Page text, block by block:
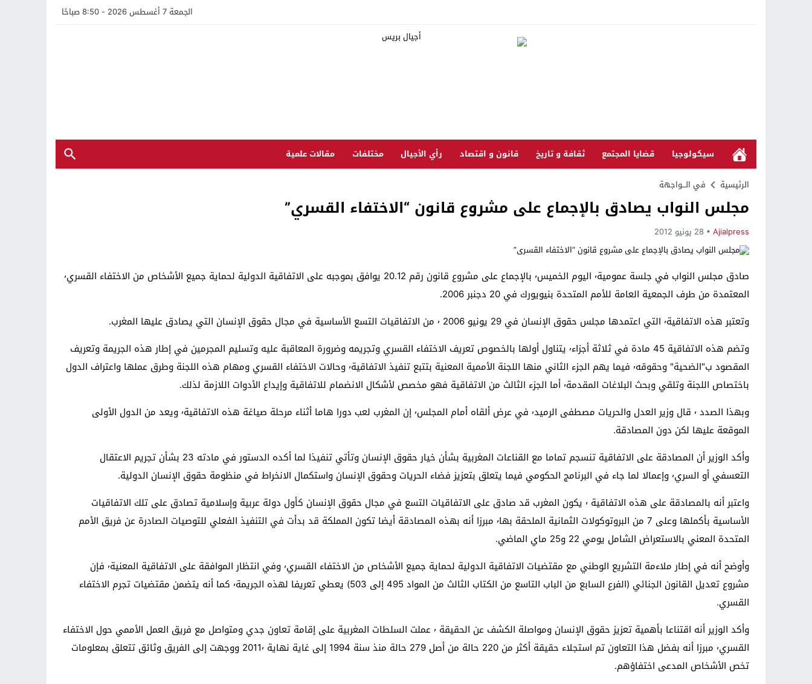
الجمعة 7 أغسطس 2026 - 8:50 صباحًا
سيكولوجيا قضايا المجتمع ثقافة و تاريخ قانون و اقتصاد رأي الأجيال مختلفات مقالات علمية
الرئيسية في الـــواجهة
مجلس النواب يصادق بالإجماع على مشروع قانون “الاختفاء القسري”
Ajialpress 28 يونيو 2012
صادق مجلس النواب في جلسة عمومية٬ اليوم الخميس٬ بالإجماع على مشروع قانون رقم 20.12 يوافق بموجبه على الاتفاقية الدولية لحماية جميع الأشخاص من الاختفاء القسري٬
المعتمدة من طرف الجمعية العامة للأمم المتحدة بنيويورك في 20 دجنبر 2006.
وتعتبر هذه الاتفاقية٬ التي اعتمدها مجلس حقوق الإنسان في 29 يونيو 2006 ٬ من الاتفاقيات التسع الأساسية في مجال حقوق الإنسان التي يصادق عليها المغرب.
وتضم هذه الاتفاقية 45 مادة في ثلاثة أجزاء٬ يتناول أولها بالخصوص تعريف الاختفاء القسري وتجريمه وضرورة المعاقبة عليه وتسليم المجرمين في إطار هذه الجريمة وتعريف
المقصود ب"الضحية" وحقوقه٬ فيما يهم الجزء الثاني منها اللجنة الأممية المعنية بتتبع تنفيذ الاتفاقية٬ وحالات الاختفاء القسري ومهام هذه اللجنة وطرق عملها واعتراف الدول
باختصاص اللجنة وتلقي وبحث البلاغات المقدمة٬ أما الجزء الثالث من الاتفاقية فهو مخصص لأشكال الانضمام للاتفاقية وإيداع الأدوات اللازمة لذلك.
وبهذا الصدد ٬ قال وزير العدل والحريات مصطفى الرميد٬ في عرض ألقاه أمام المجلس٬ إن المغرب لعب دورا هاما أثناء مرحلة صياغة هذه الاتفاقية٬ ويعد من الدول الأولى
الموقعة عليها لكن دون المصادقة.
وأكد الوزير أن المصادقة على الاتفاقية تنسجم تماما مع القناعات المغربية بشأن خيار حقوق الإنسان وتأتي تنفيذا لما أكده الدستور في مادته 23 بشأن تجريم الاعتقال
التعسفي أو السري٬ وإعمالا لما جاء في البرنامج الحكومي فيما يتعلق بتعزيز فضاء الحريات وحقوق الإنسان واستكمال الانخراط في منظومة حقوق الإنسان الدولية.
واعتبر أنه بالمصادقة على هذه الاتفاقية ٬ يكون المغرب قد صادق على الاتفاقيات التسع في مجال حقوق الإنسان كأول دولة عربية وإسلامية تصادق على تلك الاتفاقيات
الأساسية بأكملها وعلى 7 من البروتوكولات الثمانية الملحقة بها٬ مبرزا أنه بهذه المصادقة أيضا تكون المملكة قد بدأت في التنفيذ الفعلي للتوصيات الصادرة عن فريق الأمم
المتحدة المعني بالاستعراض الشامل يومي 22 و25 ماي الماضي.
وأوضح أنه في إطار ملاءمة التشريع الوطني مع مقتضيات الاتفاقية الدولية لحماية جميع الأشخاص من الاختفاء القسري٬ وفي انتظار الموافقة على الاتفاقية المعنية٬ فإن
مشروع تعديل القانون الجنائي (الفرع السابع من الباب التاسع من الكتاب الثالث من المواد 495 إلى 503) يعطي تعريفا لهذه الجريمة٬ كما أنه يتضمن مقتضيات تجرم الاختفاء
القسري.
وأكد الوزير أنه اقتناعا بأهمية تعزيز حقوق الإنسان ومواصلة الكشف عن الحقيقة ٬ عملت السلطات المغربية على إقامة تعاون جدي ومتواصل مع فريق العمل الأممي حول الاختفاء
القسري٬ مبرزا أنه بفضل هذا التعاون تم استجلاء حقيقة أكثر من 220 حالة من أصل 279 حالة منذ سنة 1994 إلى غاية نهاية 2011٬ ووجهت إلى الفريق وثائق تتعلق بمعلومات
تخص الأشخاص المدعى اختفاؤهم.